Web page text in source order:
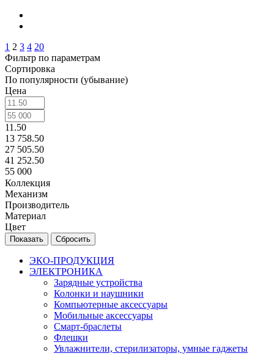
1 2 3 4 20
Фильтр по параметрам
Сортировка
По популярности (убывание)
Цена
11.50
13 758.50
27 505.50
41 252.50
55 000
Коллекция
Механизм
Производитель
Материал
Цвет
Сбросить
ЭКО-ПРОДУКЦИЯ
ЭЛЕКТРОНИКА
Зарядные устройства
Колонки и наушники
Компьютерные аксессуары
Мобильные аксессуары
Смарт-браслеты
Флешки
Увлажнители, стерилизаторы, умные гаджеты